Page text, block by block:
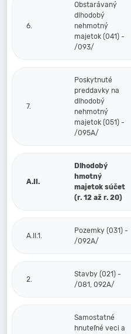
6.
Obstarávaný
dlhodobý
nehmotný
majetok (041) -
/093/
7.
Poskytnuté
preddavky na
dlhodobý
nehmotný
majetok (051) -
/095A/
A.II.
Dlhodobý
hmotný
majetok súčet
(r. 12 až r. 20)
A.II.1.
Pozemky (031) -
/092A/
2.
Stavby (021) -
/081, 092A/
Samostatné
hnuteľné veci a